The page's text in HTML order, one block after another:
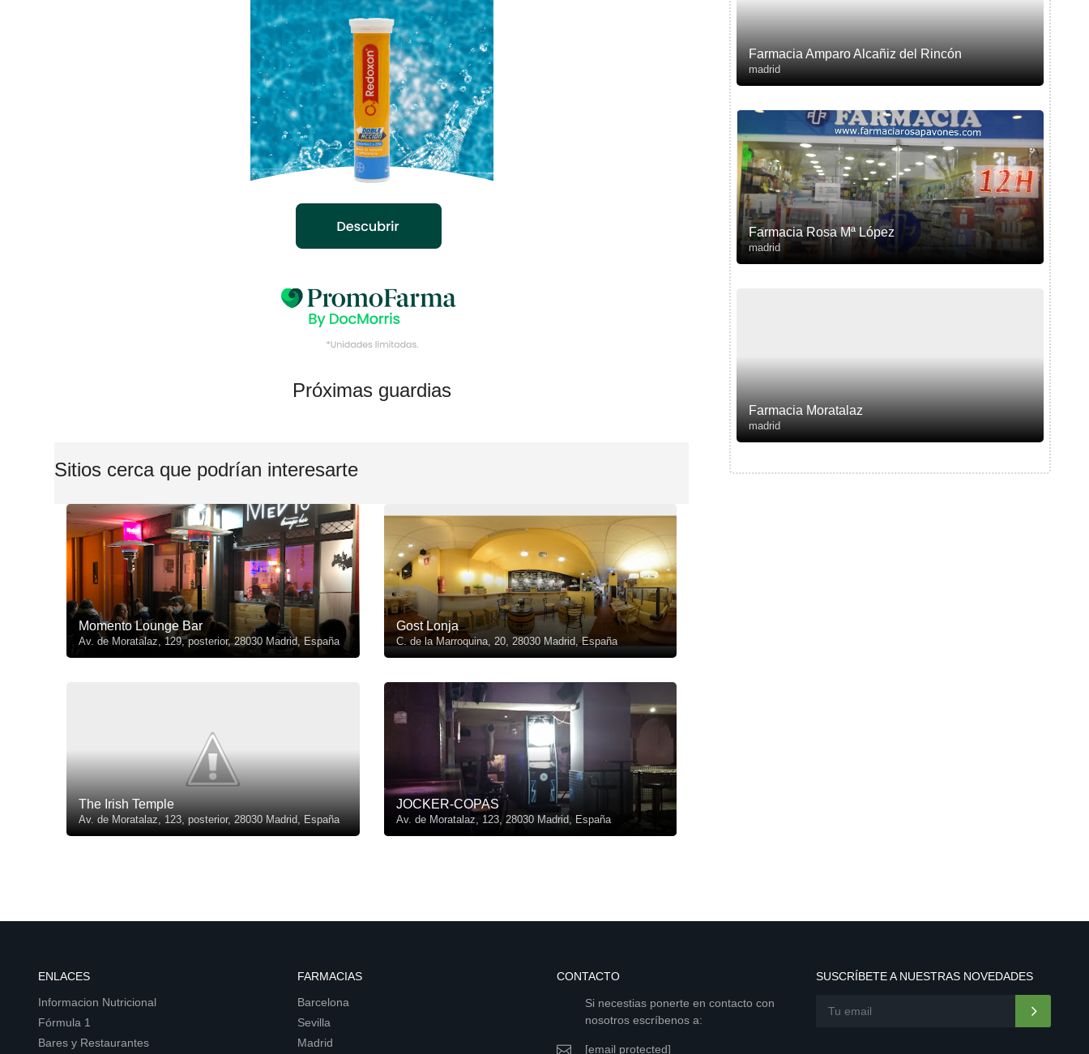
Próximas guardias
Sitios cerca que podrían interesarte
Momento Lounge Bar
Av. de Moratalaz, 129, posterior, 28030 Madrid, España
Gost Lonja
C. de la Marroquina, 20, 28030 Madrid, España
The Irish Temple
Av. de Moratalaz, 123, posterior, 28030 Madrid, España
JOCKER-COPAS
Av. de Moratalaz, 123, 28030 Madrid, España
Farmacia Amparo Alcañiz del Rincón
madrid
Farmacia Rosa Mª López
madrid
Farmacia Moratalaz
madrid
ENLACES
Informacion Nutricional
Fórmula 1
Bares y Restaurantes
FARMACIAS
Barcelona
Sevilla
Madrid
CONTACTO
Si necestias ponerte en contacto con
nosotros escríbenos a:
[email protected]
SUSCRÍBETE A NUESTRAS NOVEDADES